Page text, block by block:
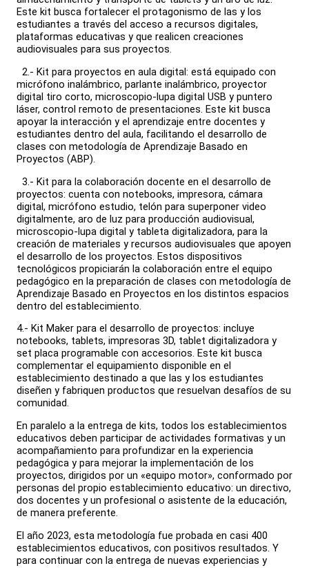
Este kit busca fortalecer el protagonismo de las y los
estudiantes a través del acceso a recursos digitales,
plataformas educativas y que realicen creaciones
audiovisuales para sus proyectos.
2.- Kit para proyectos en aula digital: está equipado con
micrófono inalámbrico, parlante inalámbrico, proyector
digital tiro corto, microscopio-lupa digital USB y puntero
láser, control remoto de presentaciones. Este kit busca
apoyar la interacción y el aprendizaje entre docentes y
estudiantes dentro del aula, facilitando el desarrollo de
clases con metodología de Aprendizaje Basado en
Proyectos (ABP).
3.- Kit para la colaboración docente en el desarrollo de
proyectos: cuenta con notebooks, impresora, cámara
digital, micrófono estudio, telón para superponer video
digitalmente, aro de luz para producción audiovisual,
microscopio-lupa digital y tableta digitalizadora, para la
creación de materiales y recursos audiovisuales que apoyen
el desarrollo de los proyectos. Estos dispositivos
tecnológicos propiciarán la colaboración entre el equipo
pedagógico en la preparación de clases con metodología de
Aprendizaje Basado en Proyectos en los distintos espacios
dentro del establecimiento.
4.- Kit Maker para el desarrollo de proyectos: incluye
notebooks, tablets, impresoras 3D, tablet digitalizadora y
set placa programable con accesorios. Este kit busca
complementar el equipamiento disponible en el
establecimiento destinado a que las y los estudiantes
diseñen y fabriquen productos que resuelvan desafíos de su
comunidad.
En paralelo a la entrega de kits, todos los establecimientos
educativos deben participar de actividades formativas y un
acompañamiento para profundizar en la experiencia
pedagógica y para mejorar la implementación de los
proyectos, dirigidos por un «equipo motor», conformado por
personas del propio establecimiento educativo: un directivo,
dos docentes y un profesional o asistente de la educación,
de manera preferente.
El año 2023, esta metodología fue probada en casi 400
establecimientos educativos, con positivos resultados. Y
para continuar con la entrega de nuevas experiencias y